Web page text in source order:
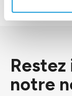
notre